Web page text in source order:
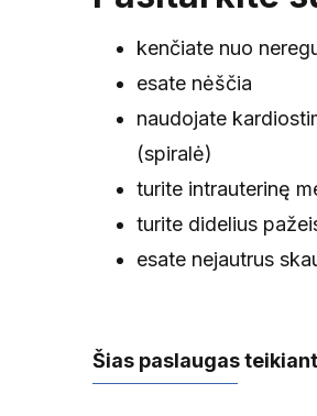
kenčiate nuo
esate nėščia
naudojate
(spiralė)
turite intrauterinę
turite didelius
esate nejautrus
Šias paslaugas